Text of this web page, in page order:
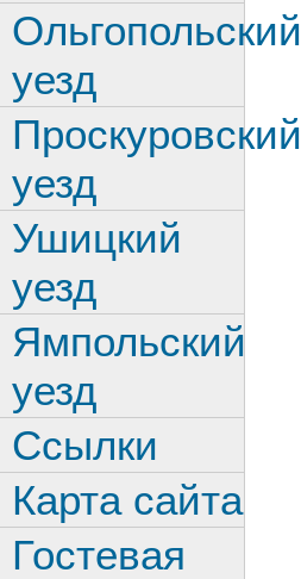
Ольгопольский
уезд
Проскуровский
уезд
Ушицкий
уезд
Ямпольский
уезд
Ссылки
Карта сайта
Гостевая